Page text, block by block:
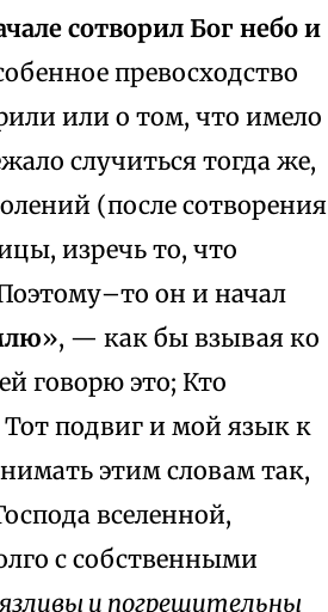
сотворил Бог небо и
превосходство
или о том, что имело
случиться тогда же,
(после сотворения
изречь то, что
он и начал
», — как бы взывая ко
говорю это; Кто
подвиг и мой язык к
этим словам так,
вселенной,
с собственными
и погрешительны